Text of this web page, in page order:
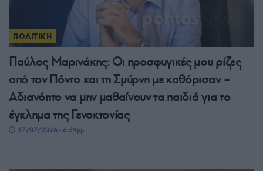
ΠΟΛΙΤΙΚΗ
Παύλος Μαρινάκης: Οι προσφυγικές μου ρίζες
από τον Πόντο και τη Σμύρνη με καθόρισαν –
Αδιανόητο να μην μαθαίνουν τα παιδιά για το
έγκλημα της Γενοκτονίας
17/07/2026 - 6:59μμ